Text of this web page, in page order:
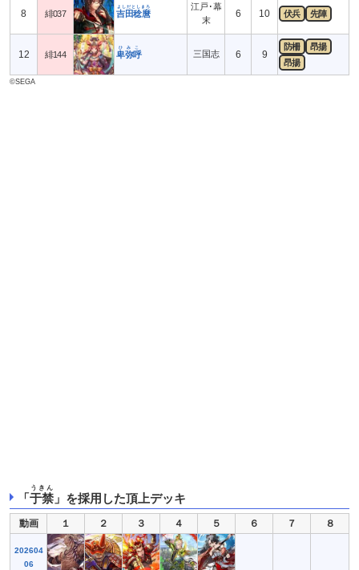
8 緋037 吉田稔麿
よしだとしまろ
江戸･幕
末
6 10 伏兵 先陣
12 緋144 卑弥呼
ひみこ
三国志 6 9
防柵
昂揚
昂揚
©SEGA
「于禁
うきん
」を採用した頂上デッキ
動画 １ ２ ３ ４ ５ ６ ７ ８
202604
06